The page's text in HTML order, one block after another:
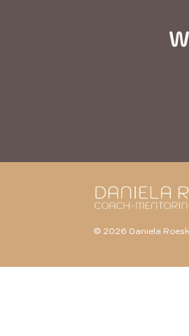
© 2026 Daniela